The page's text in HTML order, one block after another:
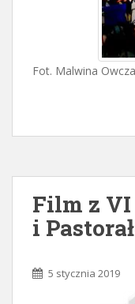
Fot. Malwina
Film z
i
5 stycznia 2019